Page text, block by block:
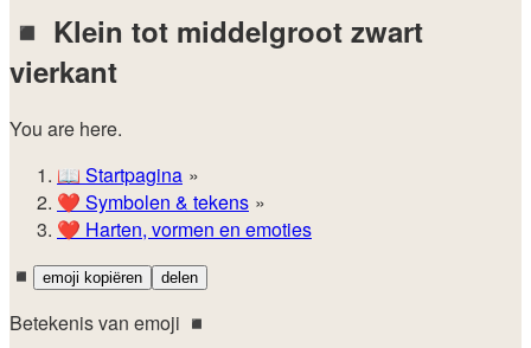
◾ Klein tot middelgroot zwart
vierkant
You are here.
📖 Startpagina
❤️ Symbolen & tekens
❤️ Harten, vormen en emoties
◾
emoji kopiëren delen
Betekenis van emoji ◾